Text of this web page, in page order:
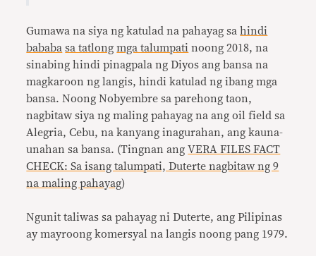
Gumawa na siya ng katulad na pahayag sahindi
bababa sa tatlong mga talumpati noong 2018, na
sinabing hindi pinagpala ng Diyos ang bansa na
magkaroon ng langis, hindi katulad ng ibang mga
bansa. Noong Nobyembre sa parehong taon,
nagbitaw siya ng maling pahayag na ang oil field sa
Alegria, Cebu, na kanyang inagurahan, ang kauna-
unahan sa bansa. (Tingnan angVERA FILES FACT
CHECK: Sa isang talumpati, Duterte nagbitaw ng 9
na maling pahayag)
Ngunit taliwas sa pahayag ni Duterte, ang Pilipinas
ay mayroong komersyal na langis noong pang 1979.